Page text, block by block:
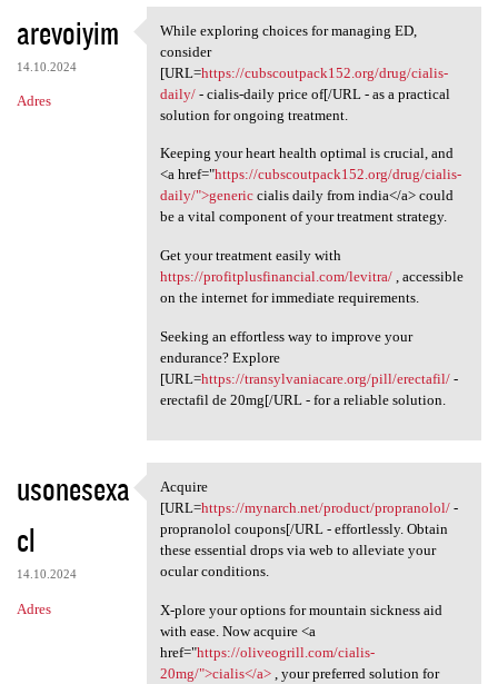
K
o
m
e
arevoiyim
14.10.2024
Adres
While exploring choices for
While exploring choices for managing ED,
consider
[URL=https://cubscoutpack152.org/drug/cialis-
daily/- cialis-daily price of[/URL - as a practical
solution for ongoing treatment.
Keeping your heart health optimal is crucial, and
<a href="https://cubscoutpack152.org/drug/cialis-
daily/">genericcialis daily from india</a> could
be a vital component of your treatment strategy.
Get your treatment easily with
https://profitplusfinancial.com/levitra/, accessible
on the internet for immediate requirements.
Seeking an effortless way to improve your
endurance? Explore
[URL=https://transylvaniacare.org/pill/erectafil/-
erectafil de 20mg[/URL - for a reliable solution.
usonesexa
cl
14.10.2024
Adres
Acquire [URL=https://mynarch
Acquire
[URL=https://mynarch.net/product/propranolol/-
propranolol coupons[/URL - effortlessly. Obtain
these essential drops via web to alleviate your
ocular conditions.
X-plore your options for mountain sickness aid
with ease. Now acquire <a
href="https://oliveogrill.com/cialis-
20mg/">cialis</a>, your preferred solution for